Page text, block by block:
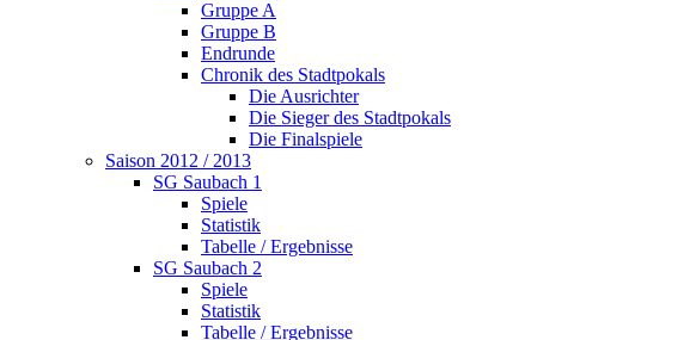
Gruppe A
Gruppe B
Endrunde
Chronik des Stadtpokals
Die Ausrichter
Die Sieger des Stadtpokals
Die Finalspiele
Saison 2012 / 2013
SG Saubach 1
Spiele
Statistik
Tabelle / Ergebnisse
SG Saubach 2
Spiele
Statistik
Tabelle / Ergebnisse